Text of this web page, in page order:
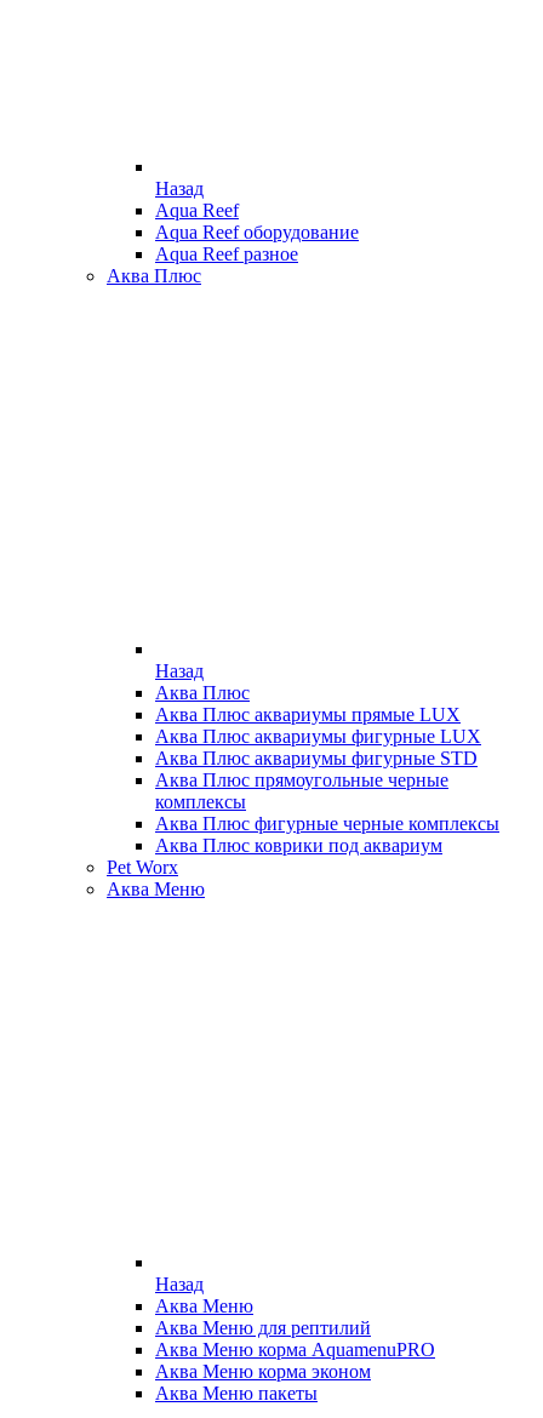
Назад
Aqua Reef
Aqua Reef оборудование
Aqua Reef разное
Аква Плюс
Назад
Аква Плюс
Аква Плюс аквариумы прямые LUX
Аква Плюс аквариумы фигурные LUX
Аква Плюс аквариумы фигурные STD
Аква Плюс прямоугольные черные
комплексы
Аква Плюс фигурные черные комплексы
Аква Плюс коврики под аквариум
Pet Worx
Аква Меню
Назад
Аква Меню
Аква Меню для рептилий
Аква Меню корма AquamenuPRO
Аква Меню корма эконом
Аква Меню пакеты